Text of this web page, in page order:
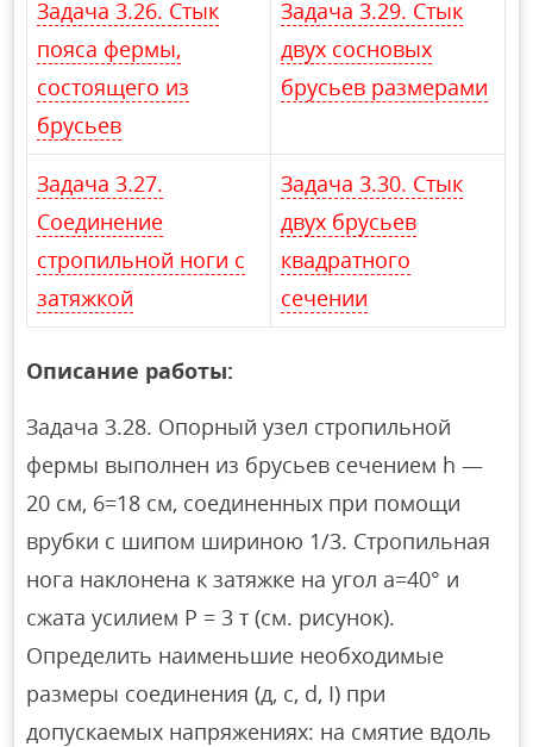
Задача 3.26. Стык
пояса фермы,
состоящего из
брусьев
Задача 3.29. Стык
двух сосновых
брусьев размерами
Задача 3.27.
Соединение
стропильной ноги с
затяжкой
Задача 3.30. Стык
двух брусьев
квадратного
сечении
Описание работы:
Задача 3.28. Опорный узел стропильной
фермы выполнен из брусьев сечением h —
20 см, 6=18 см, соединенных при помощи
врубки с шипом шириною 1/3. Стропильная
нога наклонена к затяжке на угол а=40° и
сжата усилием Р = 3 т (см. рисунок).
Определить наименьшие необходимые
размеры соединения (д, с, d, I) при
допускаемых напряжениях: на смятие вдоль